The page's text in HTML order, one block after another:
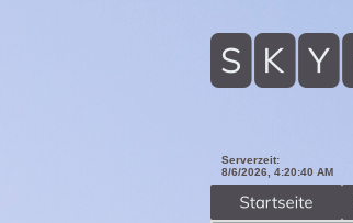
Serverzeit:
8/6/2026, 4:20:41 AM